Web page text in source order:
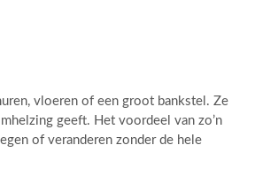
vloeren of een groot bankstel. Ze
geeft. Het voordeel van zo’n
of veranderen zonder de hele